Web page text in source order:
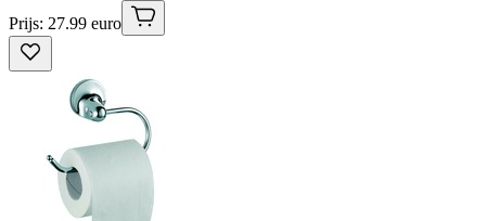
Prijs: 27.99 euro